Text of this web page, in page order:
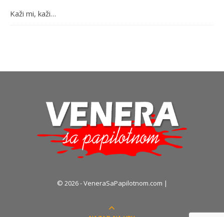
Kaži mi, kaži…
© 2026 - VeneraSaPapilotnom.com |